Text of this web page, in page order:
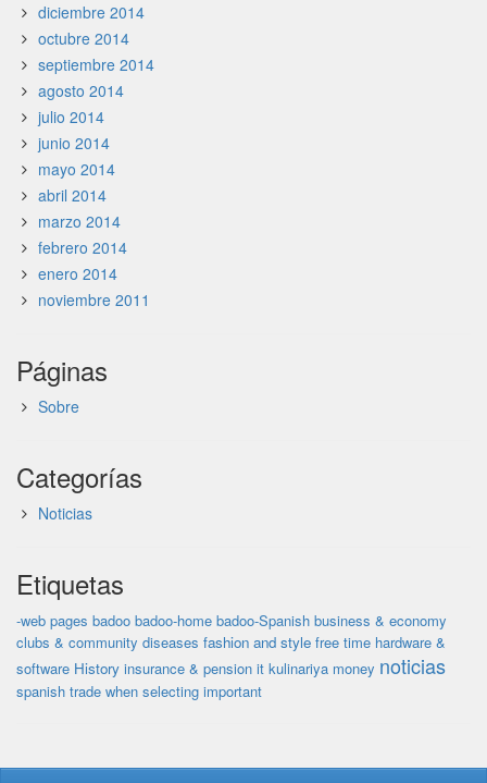
diciembre 2014
octubre 2014
septiembre 2014
agosto 2014
julio 2014
junio 2014
mayo 2014
abril 2014
marzo 2014
febrero 2014
enero 2014
noviembre 2011
Páginas
Sobre
Categorías
Noticias
Etiquetas
-web pages badoo badoo-home badoo-Spanish business & economy
clubs & community diseases fashion and style free time hardware &
software History insurance & pension it kulinariya money noticias
spanish trade when selecting important